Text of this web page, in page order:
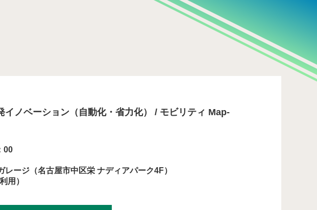
点」
】 ノベーション（自動化・省力化） / モビリティ Map-
00
ージ（名古屋市中区栄 ナディアパーク4F）
用）